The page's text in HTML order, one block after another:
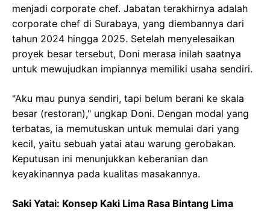
menjadi corporate chef. Jabatan terakhirnya adalah
corporate chef di Surabaya, yang diembannya dari
tahun 2024 hingga 2025. Setelah menyelesaikan
proyek besar tersebut, Doni merasa inilah saatnya
untuk mewujudkan impiannya memiliki usaha sendiri.
"Aku mau punya sendiri, tapi belum berani ke skala
besar (restoran)," ungkap Doni. Dengan modal yang
terbatas, ia memutuskan untuk memulai dari yang
kecil, yaitu sebuah yatai atau warung gerobakan.
Keputusan ini menunjukkan keberanian dan
keyakinannya pada kualitas masakannya.
Saki Yatai: Konsep Kaki Lima Rasa Bintang Lima